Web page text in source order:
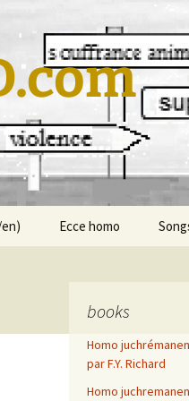
Ecce homo
Polar
books
Homo
par F.Y. Richard
Homo